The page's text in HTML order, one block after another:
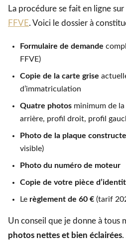
La procédure se fait en ligne sur
FFVE. Voici le dossier à
Formulaire de demande
FFVE)
Copie de la carte grise
d’immatriculation
Quatre photos minimum de
arrière, profil droit, profil
Photo de la plaque
visible)
Photo du numéro de moteur
Copie de votre pièce
Le règlement de 60 € (tarif
Un conseil que je donne à tous
photos nettes et bien éclairées.